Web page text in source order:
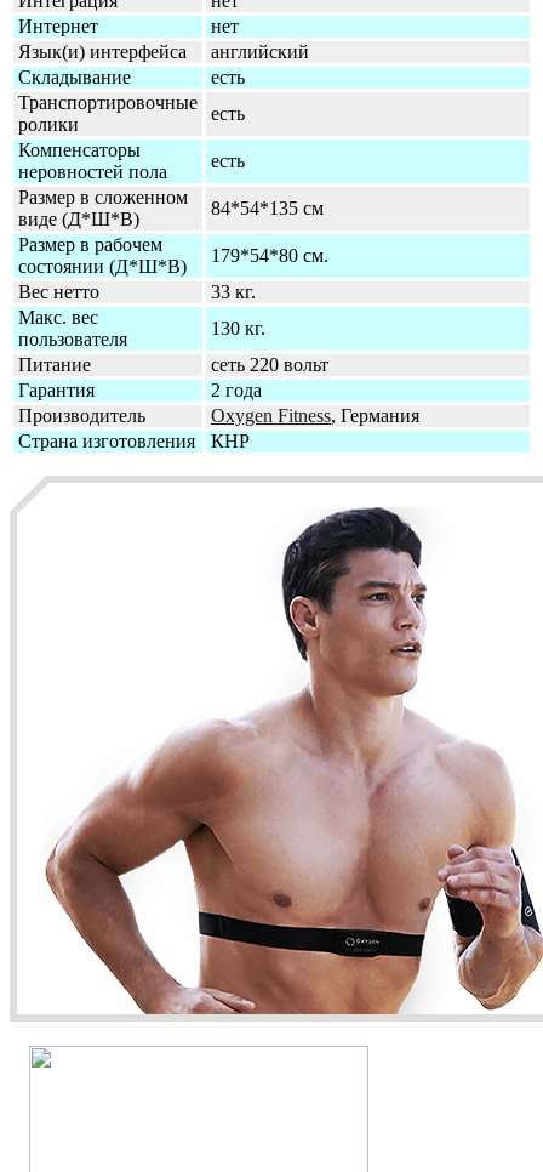
Интернет
нет
Язык(и) интерфейса
английский
Складывание
есть
Транспортировочные
ролики
есть
Компенсаторы
неровностей пола
есть
Размер в сложенном
виде (Д*Ш*В)
84*54*135 см
Размер в рабочем
состоянии (Д*Ш*В)
179*54*80 см.
Вес нетто
33 кг.
Макс. вес
пользователя
130 кг.
Питание
сеть 220 вольт
Гарантия
2 года
Производитель
Oxygen Fitness, Германия
Страна изготовления
КНР